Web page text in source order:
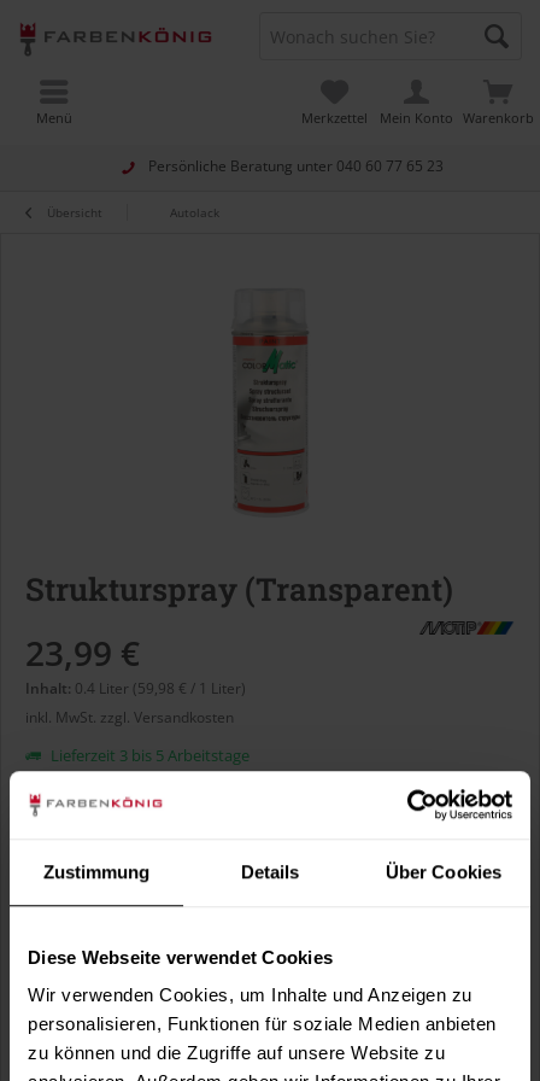
Zustimmung Details Über Cookies
Diese Webseite verwendet Cookies
Wir verwenden Cookies, um Inhalte und Anzeigen zu
personalisieren, Funktionen für soziale Medien anbieten
zu können und die Zugriffe auf unsere Website zu
Persönliche Beratung unter 040 60 77 65 23
Warenkorb
Merkzettel Mein Konto
Menü
Übersicht Autolack
Strukturspray (Transparent)
23,99 €
Inhalt: 0.4 Liter (59,98 € / 1 Liter)
inkl. MwSt. zzgl. Versandkosten
Lieferzeit 3 bis 5 Arbeitstage
Liter:
Merken Fragen zum Artikel?